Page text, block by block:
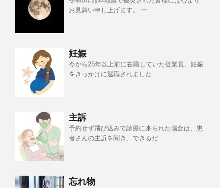
お見舞い申し上げます。 一
妊娠
今から25年以上前に在職していた従業員、妊娠
をきっかけに退職されました
主訴
予約せず飛び込みで診療に来られた場合は、患
者さんの主訴を聞き、できるだ
忘れ物